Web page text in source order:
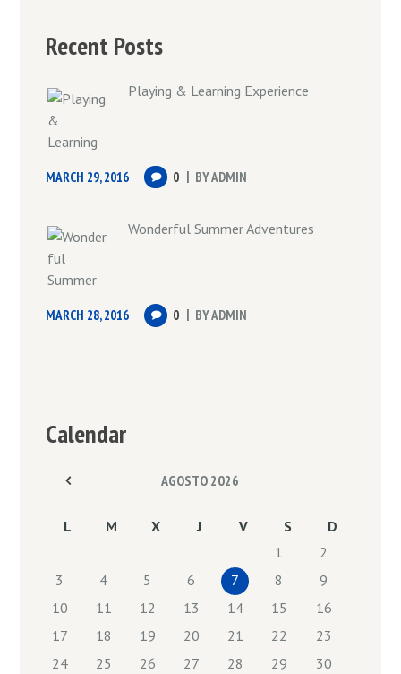
Recent Posts
Playing & Learning Experience
MARCH 29, 2016 0 BYADMIN
Wonderful Summer Adventures
MARCH 28, 2016 0 BYADMIN
Calendar
AGOSTO 2026
L M X J V S
D
1
2
3
4 5 6 7 8
9
10
11 12 13 14 15
16
17
18 19 20 21 22
23
24
25 26 27 28 29
30